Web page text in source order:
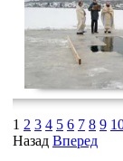
1 2 3 4 5 6 7 8 9
Назад Вперед